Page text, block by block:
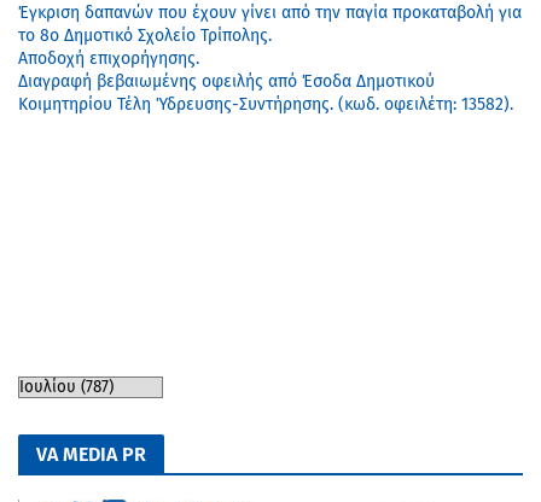
Έγκριση δαπανών που έχουν γίνει από την παγία προκαταβολή για
το 8ο Δημοτικό Σχολείο Τρίπολης.
Αποδοχή επιχορήγησης.
Διαγραφή βεβαιωμένης οφειλής από Έσοδα Δημοτικού
Κοιμητηρίου Τέλη Ύδρευσης-Συντήρησης. (κωδ. οφειλέτη: 13582).
VA MEDIA PR